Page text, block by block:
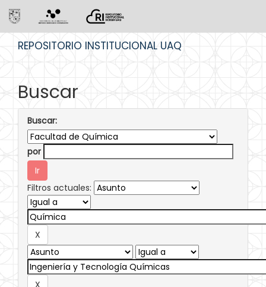
REPOSITORIO INSTITUCIONAL UAQ
Buscar
Buscar:
por
Filtros actuales: